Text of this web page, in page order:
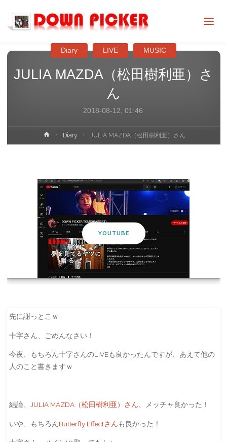
JULIA MAZDA（松田樹利亜）さ
ん
2018-08-12, 01:46
Diary LIVE MUSIC
ホ
ー
Diary JULIA MAZDA（松田樹利亜）さん
YOUTUBE
先に謝っとこｗ
十字さん、ごめんなさい！
今夜、もちろん十字さんのLIVEも良かったんですが、あえて他の
人のこと書きますｗ
結論、 JULIA MAZDA（松田樹利亜）さん、メッチャ良かった！
いや、もちろんButterfly Effectさんも良かった！